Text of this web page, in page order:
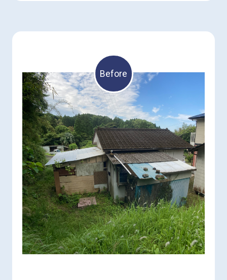
Before